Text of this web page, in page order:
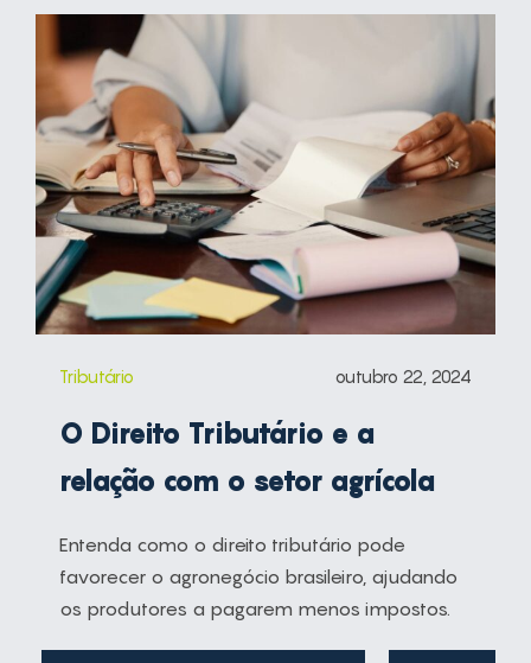
Tributário outubro 22, 2024
O Direito Tributário e a
relação com o setor agrícola
Entenda como o direito tributário pode
favorecer o agronegócio brasileiro, ajudando
os produtores a pagarem menos impostos.